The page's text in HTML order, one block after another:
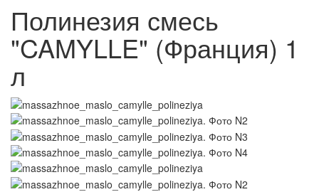
Полинезия смесь
"CAMYLLE" (Франция) 1
л